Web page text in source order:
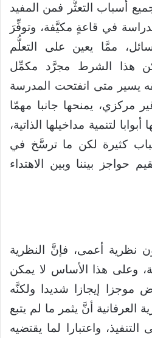
أسباب التعثُّر فمن المفيد
في قاعةٍ مكيَّفة، وتوفِّرَ
ممَّا يعين على التعلُّم
هذا الشرط مجرَّد مكمِّل
يسير متى انفتحت المدرسة
مركزي، يمنحها جانبا مهمّا
لتنمية مداخيلها الذاتية،
كثيرة لكن ما ترسَّخ في
حواجز بيننا وبين الاهتداء
نظرية أعمى، فإنَّ النظرية
وعلى هذا الأساس لا يمكن
موجزا إيجازا شديدا ولكنَّه
أنَّ يثمر ما لم يتبع
واعتبارا لما يقتضيه